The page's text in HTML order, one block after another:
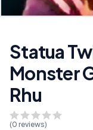
Statua
Monster
Rhu
(0 reviews)